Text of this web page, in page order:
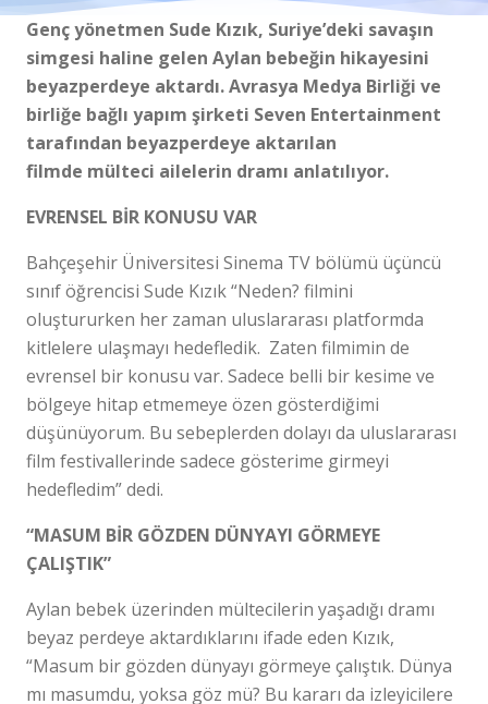
Genç yönetmen Sude Kızık, Suriye’deki savaşın
simgesi haline gelen Aylan bebeğin hikayesini
beyazperdeye aktardı. Avrasya Medya Birliği ve
birliğe bağlı yapım şirketi Seven Entertainment
tarafından beyazperdeye aktarılan
filmde mülteci ailelerin dramı anlatılıyor.
EVRENSEL BİR KONUSU VAR
Bahçeşehir Üniversitesi Sinema TV bölümü üçüncü
sınıf öğrencisi Sude Kızık “Neden? filmini
oluştururken her zaman uluslararası platformda
kitlelere ulaşmayı hedefledik. Zaten filmimin de
evrensel bir konusu var. Sadece belli bir kesime ve
bölgeye hitap etmemeye özen gösterdiğimi
düşünüyorum. Bu sebeplerden dolayı da uluslararası
film festivallerinde sadece gösterime girmeyi
hedefledim” dedi.
“MASUM BİR GÖZDEN DÜNYAYI GÖRMEYE
ÇALIŞTIK”
Aylan bebek üzerinden mültecilerin yaşadığı dramı
beyaz perdeye aktardıklarını ifade eden Kızık,
“Masum bir gözden dünyayı görmeye çalıştık. Dünya
mı masumdu, yoksa göz mü? Bu kararı da izleyicilere